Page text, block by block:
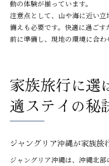
動の体験が揃っています。
注意点として、山や海に近い
備えも必要です。快適に過ご
前に準備し、現地の環境に合わ
家族旅行に選
適ステイの秘
ジャングリア沖縄が家族旅
ジャングリア沖縄は、沖縄北